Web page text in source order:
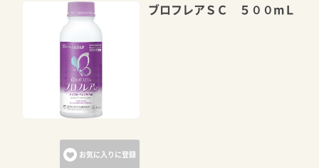
お気に入りに登録
ブロフレアＳＣ ５００mＬ